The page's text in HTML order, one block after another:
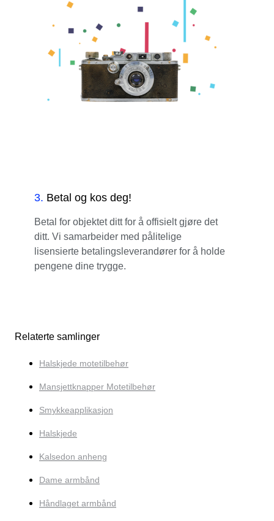
3. Betal og kos deg!
Betal for objektet ditt for å offisielt gjøre det
ditt. Vi samarbeider med pålitelige
lisensierte betalingsleverandører for å holde
pengene dine trygge.
Relaterte samlinger
Halskjede motetilbehør
Mansjettknapper Motetilbehør
Smykkeapplikasjon
Halskjede
Kalsedon anheng
Dame armbånd
Håndlaget armbånd